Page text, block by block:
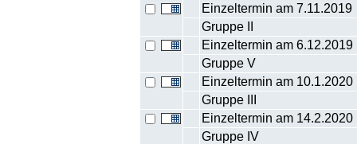
Einzeltermin am 7.11.2019
Gruppe II
Einzeltermin am 6.12.2019
Gruppe V
Einzeltermin am 10.1.2020
Gruppe III
Einzeltermin am 14.2.2020
Gruppe IV